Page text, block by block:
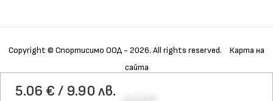
Галерия
Характеристики
5.06 € / 9.90 лв.
Copyright © Спортисимо ООД - 2026. All rights reserved.
Карта на
сайта